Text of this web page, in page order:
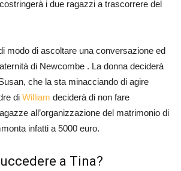
i due ragazzi a trascorrere del
modo di ascoltare una conversazione ed
di Newcombe . La donna deciderà
che la sta minacciando di agire
di William deciderà di non fare
all’organizzazione del matrimonio di
infatti a 5000 euro.
a Tina?